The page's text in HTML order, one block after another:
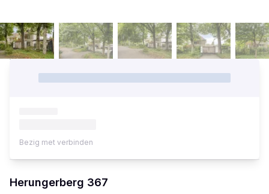
Herungerberg 367
Bezig met verbinden